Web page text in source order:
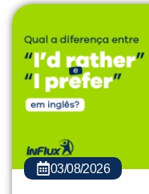
03/08/2026